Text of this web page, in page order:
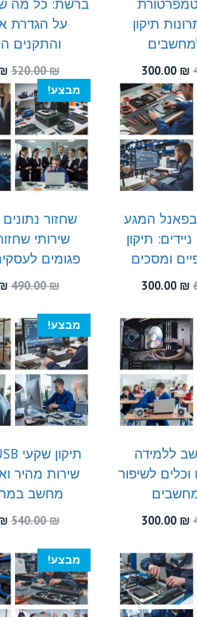
תיקון
המחיר
המקורי
היה:
480.00 ₪.
300.00 ₪
המחיר
הנוכחי
הוא:
300.00 ₪.
ברשת: כל מה
על הגדרת
והתקנים
520.00₪
בפאנל המגע
תיקון
ומסכים
המחיר
היה:
600.00 ₪.
300.00 ₪
המחיר
הוא:
300.00 ₪.
מבצע!
שחזור
שירותי
פגומים
490.00₪
ללמידה
וכלים לשיפור
מחשבים
המחיר
היה:
460.00 ₪.
300.00 ₪
המחיר
הוא:
300.00 ₪.
מבצע!
שירות מהיר
מחשב
540.00₪
מבצע!